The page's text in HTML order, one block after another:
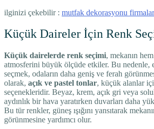
ilginizi çekebilir : mutfak dekorasyonu
Küçük Daireler İçin Renk
Küçük dairelerde renk seçimi, mekanın
atmosferini büyük ölçüde etkiler. Bu nedenle,
seçmek, odaların daha geniş ve ferah
olarak, açık ve pastel tonlar, küçük alanlar
seçenekleridir. Beyaz, krem, açık gri veya
aydınlık bir hava yaratırken duvarları daha
Bu tür renkler, güneş ışığını yansıtarak
görünmesine yardımcı olur.